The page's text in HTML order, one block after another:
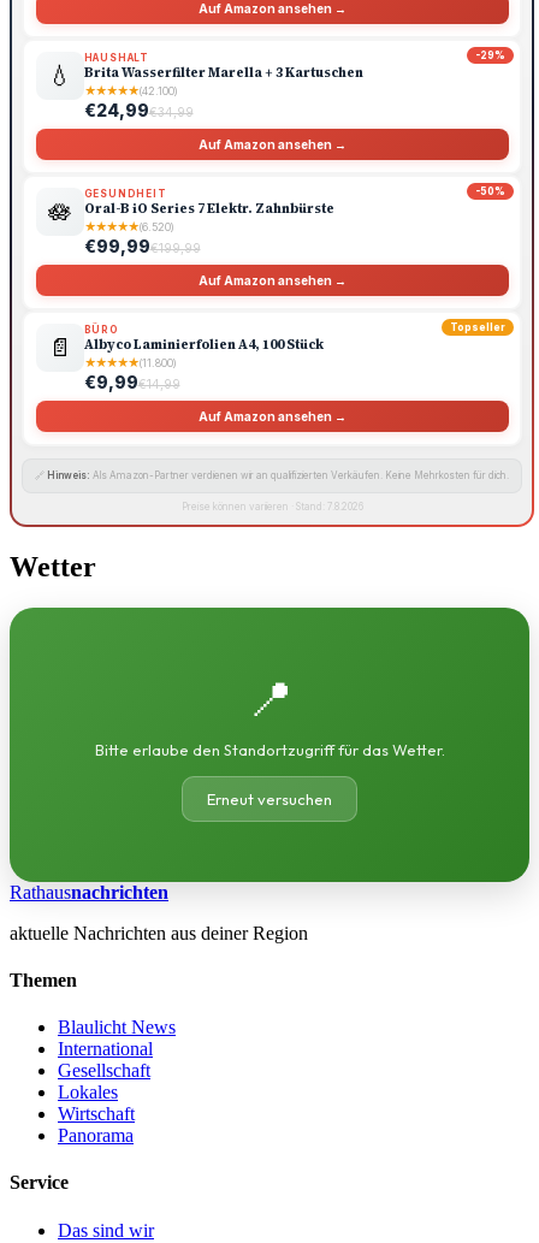
Auf Amazon ansehen →
-29%
💧
HAUSHALT
Brita Wasserfilter Marella + 3 Kartuschen
★★★★★(42.100)
€24,99€34,99
Auf Amazon ansehen →
-50%
🪷
GESUNDHEIT
Oral-B iO Series 7 Elektr. Zahnbürste
★★★★★(6.520)
€99,99€199,99
Auf Amazon ansehen →
Topseller
📄
BÜRO
Albyco Laminierfolien A4, 100 Stück
★★★★★(11.800)
€9,99€14,99
Auf Amazon ansehen →
🔗 Hinweis: Als Amazon-Partner verdienen wir an qualifizierten Verkäufen. Keine Mehrkosten für dich.
Preise können variieren · Stand: 7.8.2026
Wetter
📍
Bitte erlaube den Standortzugriff für das Wetter.
Erneut versuchen
Rathausnachrichten
aktuelle Nachrichten aus deiner Region
Themen
Blaulicht News
International
Gesellschaft
Lokales
Wirtschaft
Panorama
Service
Das sind wir